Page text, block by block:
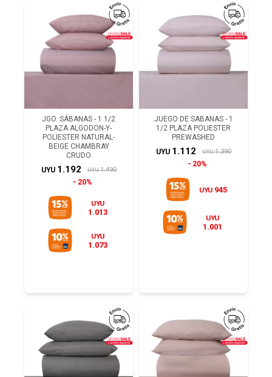
JGO. SÁBANAS - 1 1/2
PLAZA ALGODON-Y-
POLIESTER NATURAL-
BEIGE CHAMBRAY
CRUDO
UYU 1.192 UYU 1.490
20%
UYU
1.013
UYU
1.073
JUEGO DE SABANAS - 1
1/2 PLAZA POLIESTER
PREWASHED
UYU 1.112 UYU 1.390
20%
UYU 945
UYU
1.001